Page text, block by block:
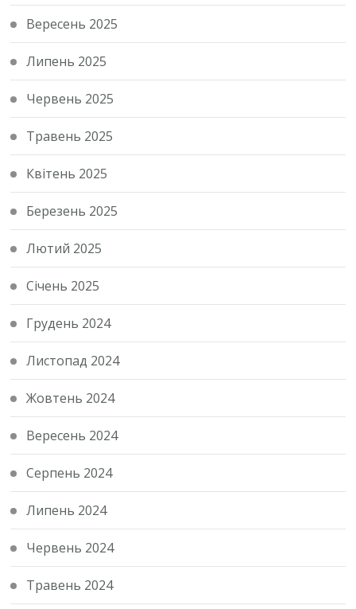
Вересень 2025
Липень 2025
Червень 2025
Травень 2025
Квітень 2025
Березень 2025
Лютий 2025
Січень 2025
Грудень 2024
Листопад 2024
Жовтень 2024
Вересень 2024
Серпень 2024
Липень 2024
Червень 2024
Травень 2024